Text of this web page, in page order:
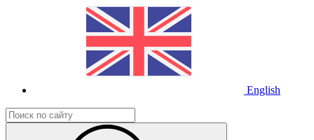
English